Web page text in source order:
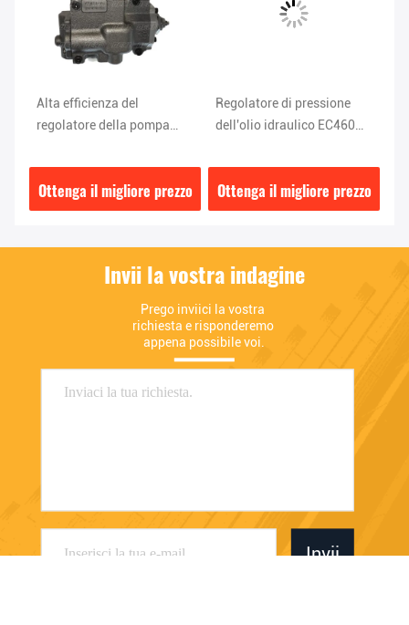
Alta efficienza del
regolatore della pompa
SY335
Ottenga il migliore prezzo
Regolatore di pressione
dell'olio idraulico EC460
Ottenga il migliore prezzo
Invii la vostra indagine
Prego inviici la vostra
richiesta e risponderemo
appena possibile voi.
Invii